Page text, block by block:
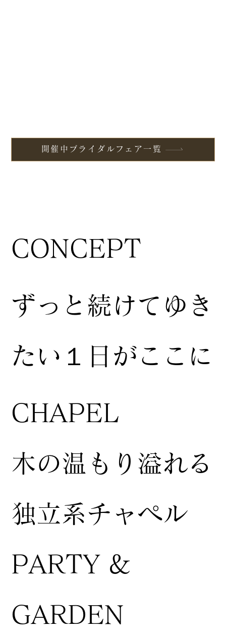
開催中ブライダルフェア一覧
CONCEPT
ずっと続けてゆき
たい１日がここに
CHAPEL
木の温もり溢れる
独立系チャペル
PARTY &
GARDEN